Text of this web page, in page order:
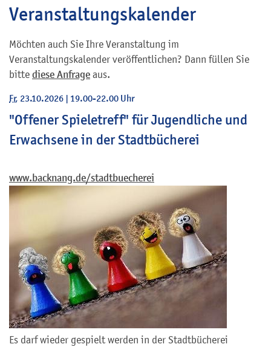
Veranstaltungskalender
Möchten auch Sie Ihre Veranstaltung im
Veranstaltungskalender veröffentlichen? Dann füllen Sie
bitte diese Anfrage aus.
Fr, 23.10.2026 | 19.00-22.00 Uhr
"Offener Spieletreff" für Jugendliche und
Erwachsene in der Stadtbücherei
www.backnang.de/stadtbuecherei
Es darf wieder gespielt werden in der Stadtbücherei